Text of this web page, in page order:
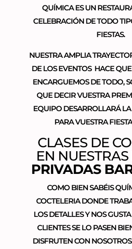
QUÍMICA ES UN
CELEBRACIÓN DE TODO
FIESTAS.
NUESTRA AMPLIA
DE LOS EVENTOS HACE
ENCARGUEMOS DE TODO,
QUE DECIR VUESTRA
EQUIPO DESARROLLARÁ
PARA VUESTRA
CLASES DE
EN NUESTRAS
PRIVADAS
COMO BIEN SABÉIS
COCTELERIA DONDE
LOS DETALLES Y NOS
CLIENTES SE LO PASEN
DISFRUTEN CON